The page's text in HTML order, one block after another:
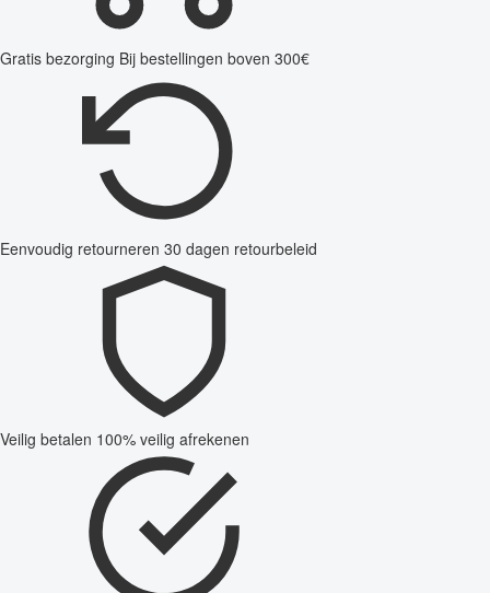
Gratis bezorging Bij bestellingen boven 300€
Eenvoudig retourneren 30 dagen retourbeleid
Veilig betalen 100% veilig afrekenen